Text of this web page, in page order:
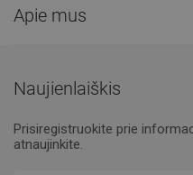
Apie mus
Naujienlaiškis
Prisiregistruokite prie
atnaujinkite.